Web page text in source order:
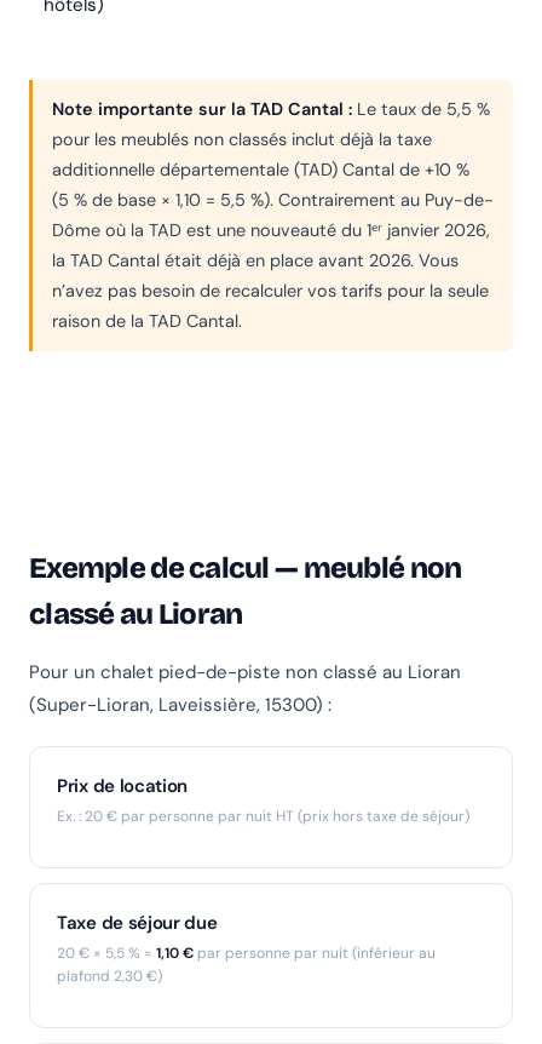
hôtels)
Note importante sur la TAD Cantal : Le taux de 5,5 %
pour les meublés non classés inclut déjà la taxe
additionnelle départementale (TAD) Cantal de +10 %
(5 % de base × 1,10 = 5,5 %). Contrairement au Puy-de-
Dôme où la TAD est une nouveauté du 1ᵉʳ janvier 2026,
la TAD Cantal était déjà en place avant 2026. Vous
n’avez pas besoin de recalculer vos tarifs pour la seule
raison de la TAD Cantal.
Exemple de calcul — meublé non
classé au Lioran
Pour un chalet pied-de-piste non classé au Lioran
(Super-Lioran, Laveissière, 15300) :
Prix de location
Ex. : 20 € par personne par nuit HT (prix hors taxe de séjour)
Taxe de séjour due
20 € × 5,5 % = 1,10 € par personne par nuit (inférieur au
plafond 2,30 €)